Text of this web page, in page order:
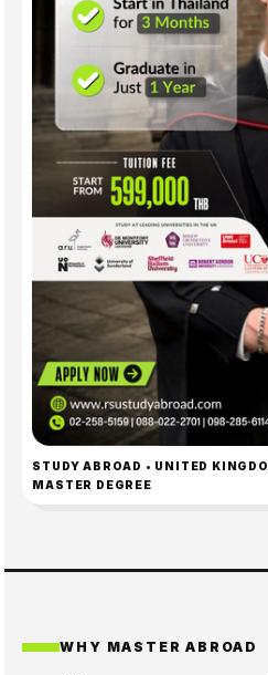
STUDY ABROAD • UNITED
MASTER DEGREE
WHY MASTER ABROAD